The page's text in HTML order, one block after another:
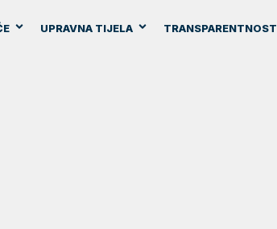
UPRAVNA TIJELA TRANSPARENTNOST